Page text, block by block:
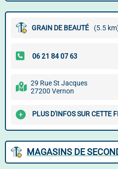
GRAIN DE BEAUTÉ (5.5
29 Rue St Jacques
27200 Vernon
PLUS D'INFOS SUR CETTE
MAGASINS DE